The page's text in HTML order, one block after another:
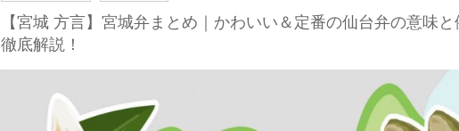
【宮城 方言】宮城弁まとめ｜かわいい＆定番の仙台弁の意味と
徹底解説！